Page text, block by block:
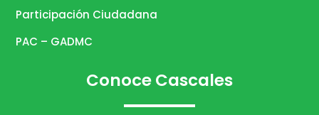
Participación Ciudadana
PAC – GADMC
Conoce Cascales